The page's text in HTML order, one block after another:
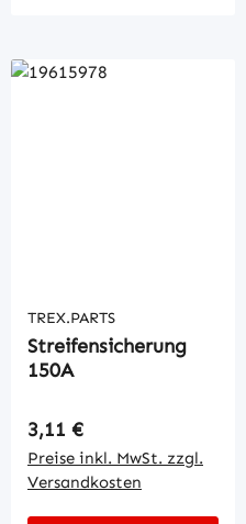
TREX.PARTS
Streifensicherung
150A
Regulärer Preis:
3,11 €
Preise inkl. MwSt. zzgl.
Versandkosten